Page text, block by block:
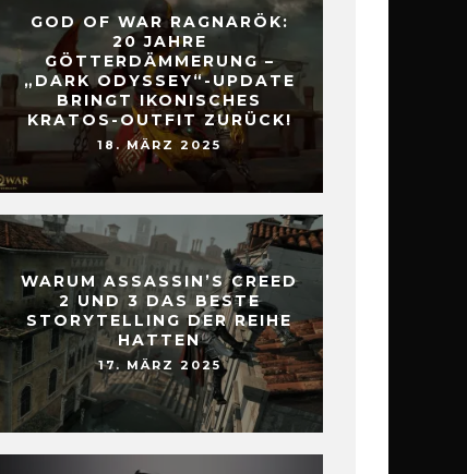
GOD OF WAR RAGNARÖK:
20 JAHRE
GÖTTERDÄMMERUNG –
„DARK ODYSSEY“-UPDATE
BRINGT IKONISCHES
KRATOS-OUTFIT ZURÜCK!
18. MÄRZ 2025
WARUM ASSASSIN’S CREED
2 UND 3 DAS BESTE
STORYTELLING DER REIHE
HATTEN
17. MÄRZ 2025